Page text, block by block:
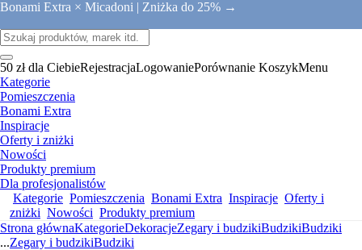
Bonami Extra × Micadoni | Zniżka do 25% →
50 zł dla CiebieRejestracjaLogowaniePorównanie KoszykMenu
Kategorie
Pomieszczenia
Bonami Extra
Inspiracje
Oferty i zniżki
Nowości
Produkty premium
Dla profesjonalistów
Kategorie Pomieszczenia Bonami Extra Inspiracje Oferty i
zniżki Nowości Produkty premium
Strona głównaKategorieDekoracjeZegary i budzikiBudzikiBudziki
...Zegary i budzikiBudziki